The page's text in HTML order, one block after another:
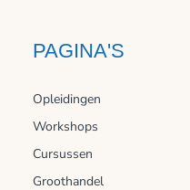
PAGINA'S
Opleidingen
Workshops
Cursussen
Groothandel